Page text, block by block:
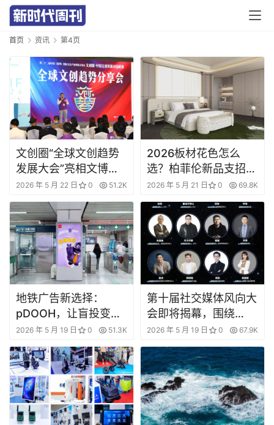
页
要
闻
公
司
经
科
技
首页 资讯 第4页
文创圈“全球文创趋势
发展大会”亮相文博
会！百余位文创圈企业
家共绘新未来！
2026 年 5 月 22 日 0 51.2K
2026板材花色怎么
选？柏菲伦新品支招：
卧室、客厅、厨房这样
搭，耐看又高级
2026 年 5 月 21 日 0 69.8K
地铁广告新选择：
pDOOH，让盲投变智
投
2026 年 5 月 19 日 0 51.3K
第十届社交媒体风向大
会即将揭幕，围绕
“源・启・链”三大方向
锚定增长新逻辑 |微播
易
2026 年 5 月 19 日 0 67.9K